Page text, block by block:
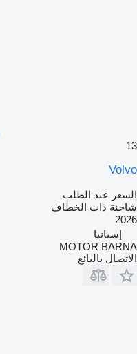
13
Volvo
السعر عند الطلب
شاحنة ذات الخطاف
2026
إسبانيا
MOTOR BARNA
الاتصال بالبائع